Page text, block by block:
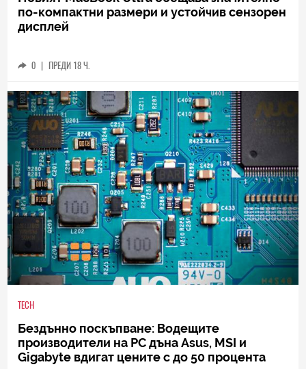
по-компактни размери и устойчив сензорен
дисплей
0 | ПРЕДИ 18 Ч.
TECH
Бездънно поскъпване: Водещите
производители на РС дъна Asus, MSI и
Gigabyte вдигат цените с до 50 процента